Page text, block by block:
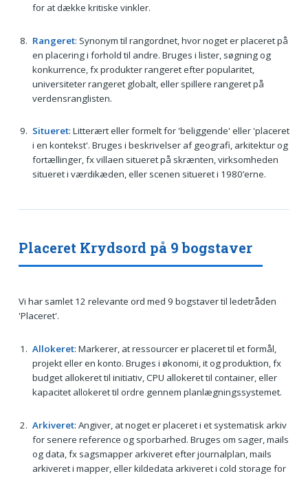
for at dække kritiske vinkler.
Rangeret: Synonym til rangordnet, hvor noget er placeret på
en placering i forhold til andre. Bruges i lister, søgning og
konkurrence, fx produkter rangeret efter popularitet,
universiteter rangeret globalt, eller spillere rangeret på
verdensranglisten.
Situeret: Litterært eller formelt for 'beliggende' eller 'placeret
i en kontekst'. Bruges i beskrivelser af geografi, arkitektur og
fortællinger, fx villaen situeret på skrænten, virksomheden
situeret i værdikæden, eller scenen situeret i 1980’erne.
Placeret Krydsord på 9 bogstaver
Vi har samlet 12 relevante ord med 9 bogstaver til ledetråden
'Placeret'.
Allokeret: Markerer, at ressourcer er placeret til et formål,
projekt eller en konto. Bruges i økonomi, it og produktion, fx
budget allokeret til initiativ, CPU allokeret til container, eller
kapacitet allokeret til ordre gennem planlægningssystemet.
Arkiveret: Angiver, at noget er placeret i et systematisk arkiv
for senere reference og sporbarhed. Bruges om sager, mails
og data, fx sagsmapper arkiveret efter journalplan, mails
arkiveret i mapper, eller kildedata arkiveret i cold storage for